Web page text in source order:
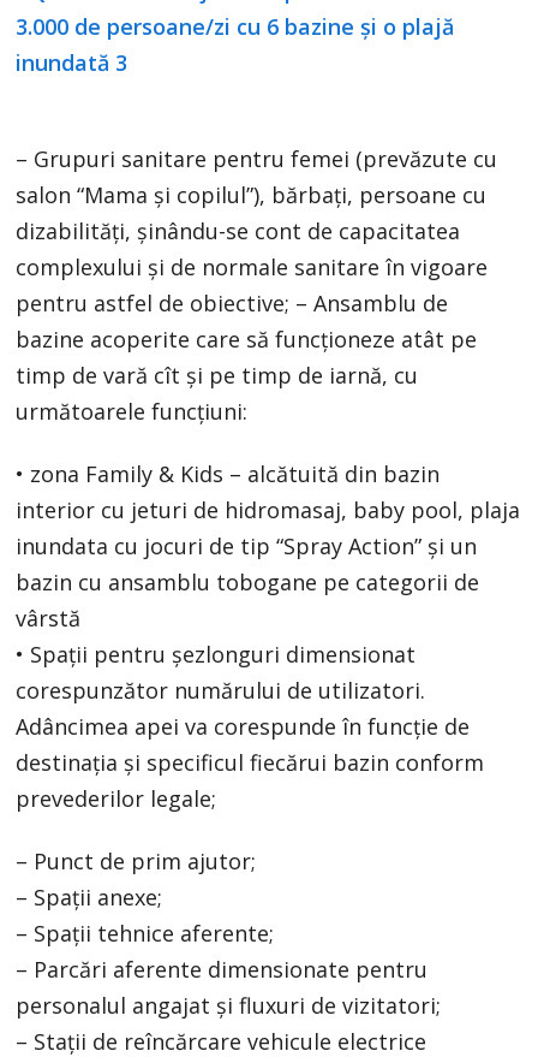
– Grupuri sanitare pentru femei (prevăzute cu
salon “Mama și copilul”), bărbați, persoane cu
dizabilități, șinându-se cont de capacitatea
complexului și de normale sanitare în vigoare
pentru astfel de obiective; – Ansamblu de
bazine acoperite care să funcționeze atât pe
timp de vară cît și pe timp de iarnă, cu
următoarele funcțiuni:
• zona Family & Kids – alcătuită din bazin
interior cu jeturi de hidromasaj, baby pool, plaja
inundata cu jocuri de tip “Spray Action” și un
bazin cu ansamblu tobogane pe categorii de
vârstă
• Spații pentru șezlonguri dimensionat
corespunzător numărului de utilizatori.
Adâncimea apei va corespunde în funcție de
destinația și specificul fiecărui bazin conform
prevederilor legale;
– Punct de prim ajutor;
– Spații anexe;
– Spații tehnice aferente;
– Parcări aferente dimensionate pentru
personalul angajat și fluxuri de vizitatori;
– Stații de reîncărcare vehicule electrice